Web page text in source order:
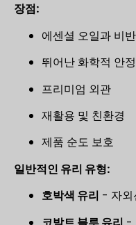
장점:
에센셜 오일과 비
뛰어난 화학적 안
프리미엄 외관
재활용 및 친환경
제품 순도 보호
일반적인 유리 유형:
호박색 유리 - 자외